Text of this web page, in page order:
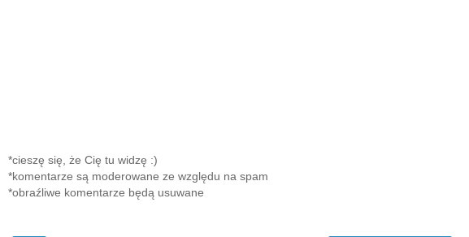
*cieszę się, że Cię tu widzę :)
*komentarze są moderowane ze względu na spam
*obraźliwe komentarze będą usuwane